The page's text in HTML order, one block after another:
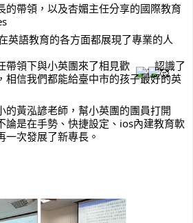
的帶領，以及杏媚主任分享的國際教育
英語教育的各方面都展現了專業的人
帶領下與小英團來了相見歡
認識了
相信我們都能給臺中市的孩子最好的英
的黃泓諺老師，幫小英團的團員打開
論是在手勢、快捷設定、ios內建教育軟
次發展了新專長。